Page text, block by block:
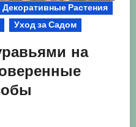
Растения
Уход за Садом
на